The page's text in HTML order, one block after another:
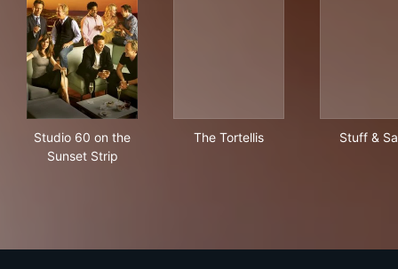
Studio 60 on the
Sunset Strip
The Tortellis Stuff &